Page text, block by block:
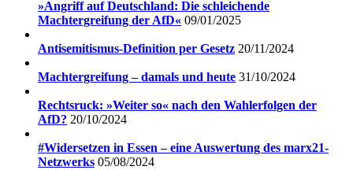
»Angriff auf Deutschland: Die schleichende
Machtergreifung der AfD« 09/01/2025
Antisemitismus-Definition per Gesetz 20/11/2024
Machtergreifung – damals und heute 31/10/2024
Rechtsruck: »Weiter so« nach den Wahlerfolgen der
AfD? 20/10/2024
#Widersetzen in Essen – eine Auswertung des marx21-
Netzwerks 05/08/2024